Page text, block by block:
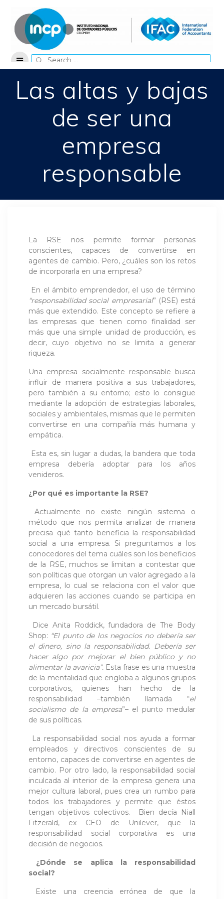
content
Search
for:
Las altas y bajas
de ser una
empresa
responsable
La RSE nos permite formar personas
conscientes, capaces de convertirse en
agentes de cambio. Pero, ¿cuáles son los retos
de incorporarla en una empresa?
En el ámbito emprendedor, el uso de término
“responsabilidad social empresarial” (RSE) está
más que extendido. Este concepto se refiere a
las empresas que tienen como finalidad ser
más que una simple unidad de producción, es
decir, cuyo objetivo no se limita a generar
riqueza.
Una empresa socialmente responsable busca
influir de manera positiva a sus trabajadores,
pero también a su entorno; esto lo consigue
mediante la adopción de estrategias laborales,
sociales y ambientales, mismas que le permiten
convertirse en una compañía más humana y
empática.
Esta es, sin lugar a dudas, la bandera que toda
empresa debería adoptar para los años
venideros.
¿Por qué es importante la RSE?
Actualmente no existe ningún sistema o
método que nos permita analizar de manera
precisa qué tanto beneficia la responsabilidad
social a una empresa. Si preguntamos a los
conocedores del tema cuáles son los beneficios
de la RSE, muchos se limitan a contestar que
son políticas que otorgan un valor agregado a la
empresa, lo cual se relaciona con el valor que
adquieren las acciones cuando se participa en
un mercado bursátil.
Dice Anita Roddick, fundadora de The Body
Shop: “El punto de los negocios no debería ser
el dinero, sino la responsabilidad. Debería ser
hacer algo por mejorar el bien público y no
alimentar la avaricia”. Esta frase es una muestra
de la mentalidad que engloba a algunos grupos
corporativos, quienes han hecho de la
responsabilidad –también llamada “el
socialismo de la empresa”– el punto medular
de sus políticas.
La responsabilidad social nos ayuda a formar
empleados y directivos conscientes de su
entorno, capaces de convertirse en agentes de
cambio. Por otro lado, la responsabilidad social
inculcada al interior de la empresa genera una
mejor cultura laboral, pues crea un rumbo para
todos los trabajadores y permite que éstos
tengan objetivos colectivos. Bien decía Niall
Fitzerald, ex CEO de Unilever, que la
responsabilidad social corporativa es una
decisión de negocios.
¿Dónde se aplica la responsabilidad
social?
Existe una creencia errónea de que la